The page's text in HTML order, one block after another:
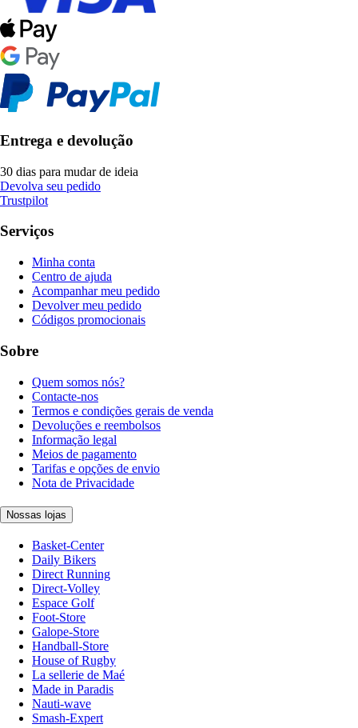
Entrega e devolução
30 dias para mudar de ideia
Devolva seu pedido
Trustpilot
Serviços
Minha conta
Centro de ajuda
Acompanhar meu pedido
Devolver meu pedido
Códigos promocionais
Sobre
Quem somos nós?
Contacte-nos
Termos e condições gerais de venda
Devoluções e reembolsos
Informação legal
Meios de pagamento
Tarifas e opções de envio
Nota de Privacidade
Nossas lojas
Basket-Center
Daily Bikers
Direct Running
Direct-Volley
Espace Golf
Foot-Store
Galope-Store
Handball-Store
House of Rugby
La sellerie de Maé
Made in Paradis
Nauti-wave
Smash-Expert